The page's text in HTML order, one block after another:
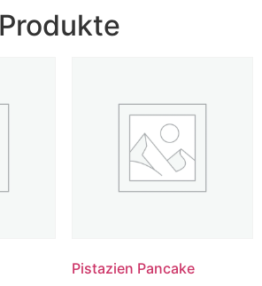
Pistazien Pancake